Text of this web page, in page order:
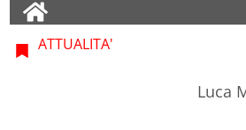
ATTUALITA'
Luca